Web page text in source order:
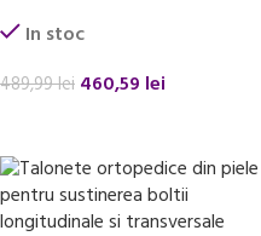
In stoc
489,99lei 460,59 lei